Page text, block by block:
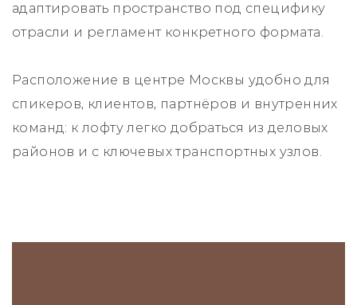
адаптировать пространство под специфику
отрасли и регламент конкретного формата.
Расположение в центре Москвы удобно для
спикеров, клиентов, партнёров и внутренних
команд: к лофту легко добраться из деловых
районов и с ключевых транспортных узлов.